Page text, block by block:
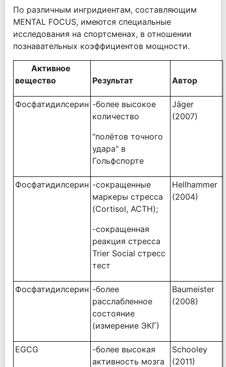
По различным ингридиентам, составляющим
MENTAL FOCUS, имеются специальные
исследования на спортсменах, в отношении
познавательных коэффициентов мощности.
Активное
вещество
Результат Автор
Фосфатидилсерин -более высокое
количество
"полётов точного
удара" в
Гольфспорте
Jäger
(2007)
Фосфатидилсерин -сокращенные
маркеры стресса
(Cortisol, ACTH);
-сокращенная
реакция стресса
Trier Social стресс
тест
Hellhammer
(2004)
Фосфатидилсерин -более
расслабленное
состояние
(измерение ЭКГ)
Baumeister
(2008)
EGCG
-более высокая
активность мозга
Schooley
(2011)